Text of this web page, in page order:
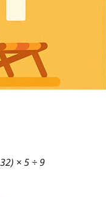
× 5 ÷ 9